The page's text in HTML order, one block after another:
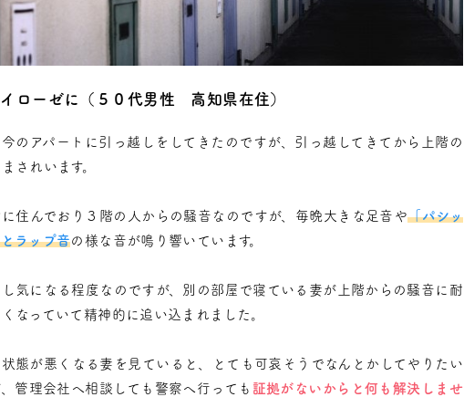
ローゼに（５０代男性 高知県在住）
のアパートに引っ越しをしてきたのですが、引っ越してきてから上階の
されいます。
住んでおり３階の人からの騒音なのですが、毎晩大きな足音や「パシッ
ラップ音の様な音が鳴り響いています。
気になる程度なのですが、別の部屋で寝ている妻が上階からの騒音に耐
なっていて精神的に追い込まれました。
態が悪くなる妻を見ていると、とても可哀そうでなんとかしてやりたい
管理会社へ相談しても警察へ行っても 証拠がないからと何も解決しませ